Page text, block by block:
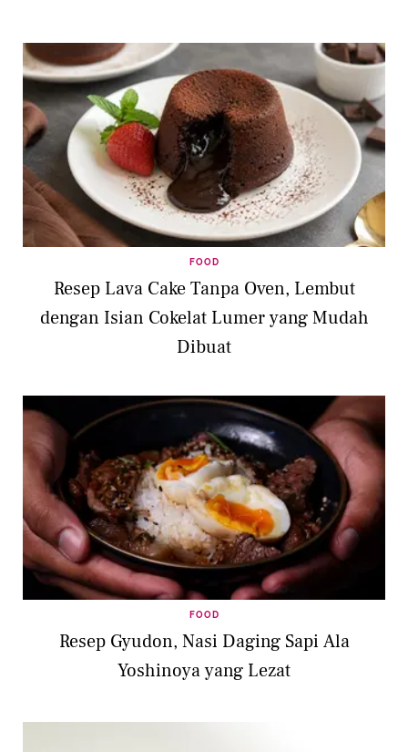
FOOD
Resep Lava Cake Tanpa Oven, Lembut
dengan Isian Cokelat Lumer yang Mudah
Dibuat
FOOD
Resep Gyudon, Nasi Daging Sapi Ala
Yoshinoya yang Lezat